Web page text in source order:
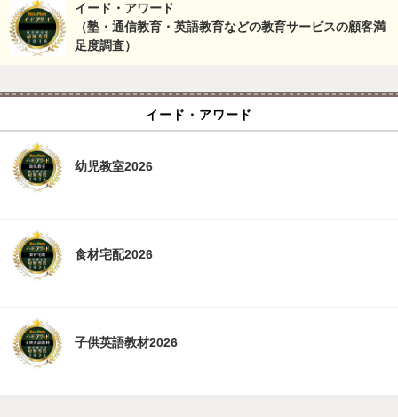
イード・アワード
（塾・通信教育・英語教育などの教育サービスの顧客満
足度調査）
イード・アワード
幼児教室2026
食材宅配2026
子供英語教材2026